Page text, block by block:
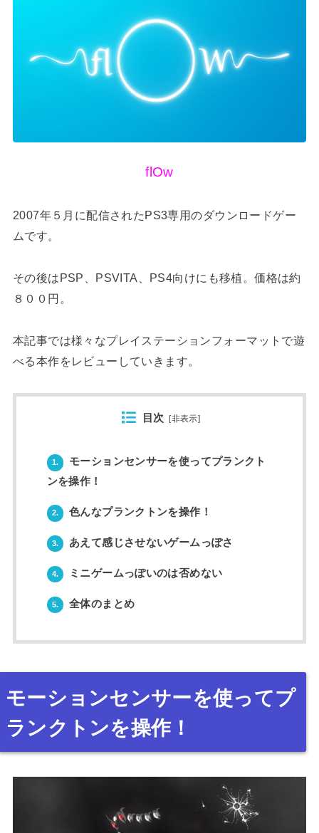
flOw
2007年５月に配信されたPS3専用のダウンロードゲー
ムです。
その後はPSP、PSVITA、PS4向けにも移植。価格は約
８００円。
本記事では様々なプレイステーションフォーマットで遊
べる本作をレビューしていきます。
目次 [非表示]
1.
モーションセンサーを使ってプランクト
ンを操作！
2. 色んなプランクトンを操作！
3. あえて感じさせないゲームっぽさ
4. ミニゲームっぽいのは否めない
5. 全体のまとめ
モーションセンサーを使ってプ
ランクトンを操作！